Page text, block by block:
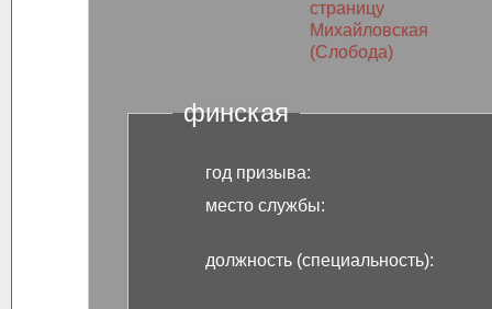
финская
год призыва:
место службы:
должность (специальность):